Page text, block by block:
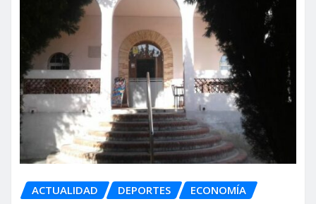
ACTUALIDAD DEPORTES ECONOMÍA